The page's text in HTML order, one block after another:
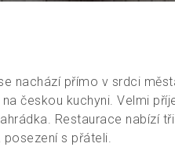
nachází přímo v srdci
českou kuchyni. Velmi
Restaurace nabízí
posezení s přáteli.